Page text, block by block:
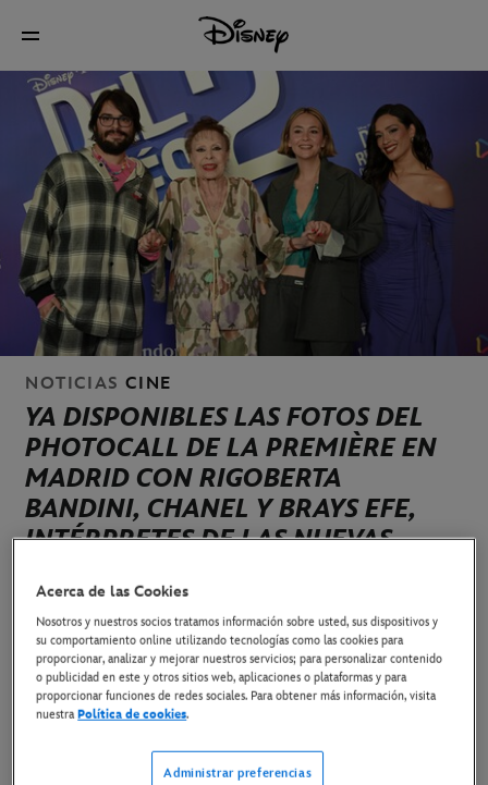
NOTICIAS CINE
YA DISPONIBLES LAS FOTOS DEL
PHOTOCALL DE LA PREMIÈREEN
MADRID CON RIGOBERTA
BANDINI, CHANEL Y BRAYS EFE,
INTÉRPRETES DE LAS NUEVAS
17 de junio de 2024
LA ACTRIZ GEMMA CUERVO SE SUMA AL
Acerca de las Cookies
Nosotros y nuestros socios tratamos información sobre usted, sus dispositivos y
su comportamiento online utilizando tecnologías como las cookies para
proporcionar, analizar y mejorar nuestros servicios; para personalizar contenido
o publicidad en este y otros sitios web, aplicaciones o plataformas y para
proporcionar funciones de redes sociales. Para obtener más información, visita
nuestraPolítica de cookies.
Administrar preferencias